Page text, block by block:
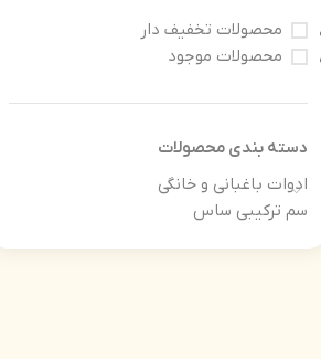
محصولات تخفیف دار
محصولات موجود
دسته‌ بندی محصولات
ادوات باغبانی و خانگی
سم ترکیبی ساس